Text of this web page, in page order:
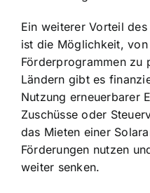
Ein weiterer Vorteil
ist die Möglichkeit, von
Förderprogrammen zu
Ländern gibt es
Nutzung erneuerbarer
Zuschüsse oder
das Mieten einer
Förderungen nutzen
weiter senken.